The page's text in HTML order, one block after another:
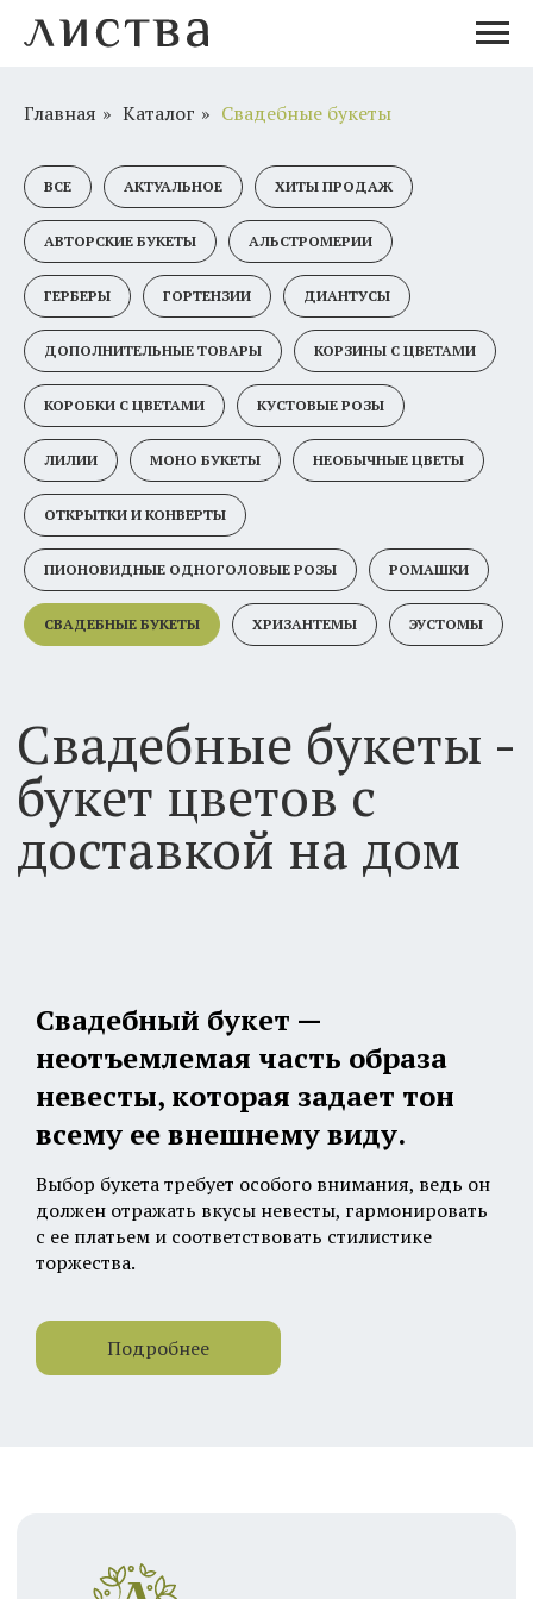
Главная » Каталог » Свадебные букеты
ВСЕ АКТУАЛЬНОЕ ХИТЫ ПРОДАЖ
АВТОРСКИЕ БУКЕТЫ АЛЬСТРОМЕРИИ
ГЕРБЕРЫ ГОРТЕНЗИИ ДИАНТУСЫ
ДОПОЛНИТЕЛЬНЫЕ ТОВАРЫ КОРЗИНЫ С ЦВЕТАМИ
КОРОБКИ С ЦВЕТАМИ КУСТОВЫЕ РОЗЫ
ЛИЛИИ МОНО БУКЕТЫ НЕОБЫЧНЫЕ ЦВЕТЫ
ОТКРЫТКИ И КОНВЕРТЫ
ПИОНОВИДНЫЕ ОДНОГОЛОВЫЕ РОЗЫ РОМАШКИ
СВАДЕБНЫЕ БУКЕТЫ ХРИЗАНТЕМЫ ЭУСТОМЫ
Свадебные букеты -
букет цветов с
доставкой на дом
Свадебный букет —
неотъемлемая часть образа
невесты, которая задает тон
всему ее внешнему виду.
Выбор букета требует особого внимания, ведь он
должен отражать вкусы невесты, гармонировать
с ее платьем и соответствовать стилистике
торжества.
Цветовая палитра свадебных
букетов
нетривиальным. Варианты могут быть разными:
Контакты
Сотрудничество
Листва
Соцсети